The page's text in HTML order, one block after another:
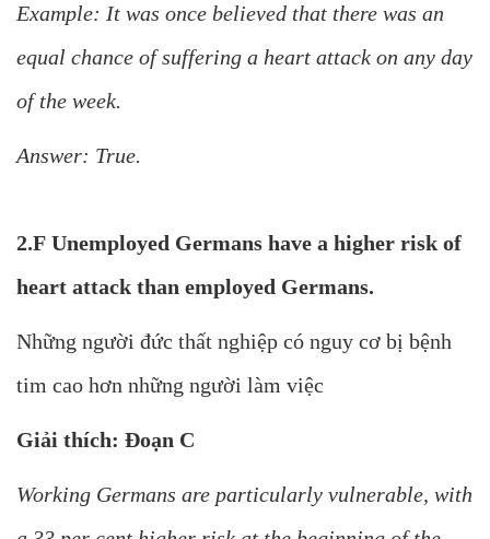
Example: It was once believed that there was an
equal chance of suffering a heart attack on any day
of the week.
Answer: True.
2.F Unemployed Germans have a higher risk of
heart attack than employed Germans.
Những người đức thất nghiệp có nguy cơ bị bệnh
tim cao hơn những người làm việc
Giải thích: Đoạn C
Working Germans are particularly vulnerable, with